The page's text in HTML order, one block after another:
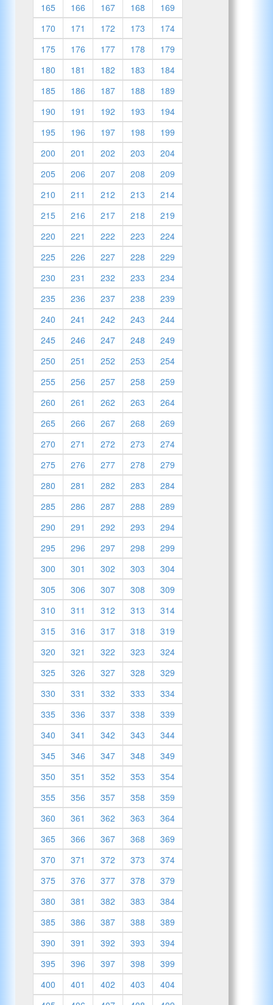
165
166 167 168
169
170
171 172 173
174
175
176 177 178
179
180
181 182 183
184
185
186 187 188
189
190
191 192 193
194
195
196 197 198
199
200
201 202 203
204
205
206 207 208
209
210
211 212 213
214
215
216 217 218
219
220
221 222 223
224
225
226 227 228
229
230
231 232 233
234
235
236 237 238
239
240
241 242 243
244
245
246 247 248
249
250
251 252 253
254
255
256 257 258
259
260
261 262 263
264
265
266 267 268
269
270
271 272 273
274
275
276 277 278
279
280
281 282 283
284
285
286 287 288
289
290
291 292 293
294
295
296 297 298
299
300
301 302 303
304
305
306 307 308
309
310
311 312 313
314
315
316 317 318
319
320
321 322 323
324
325
326 327 328
329
330
331 332 333
334
335
336 337 338
339
340
341 342 343
344
345
346 347 348
349
350
351 352 353
354
355
356 357 358
359
360
361 362 363
364
365
366 367 368
369
370
371 372 373
374
375
376 377 378
379
380
381 382 383
384
385
386 387 388
389
390
391 392 393
394
395
396 397 398
399
400
401 402 403
404